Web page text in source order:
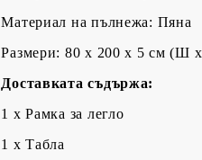
Материал на пълнежа: Пяна
Размери: 80 x 200 x 5 см (Ш
Доставката съдържа:
1 x Рамка за легло
1 x Табла